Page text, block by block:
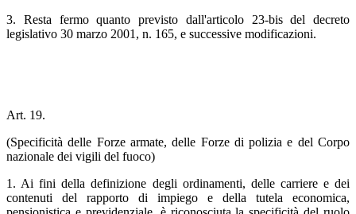
3. Resta fermo quanto previsto dall'articolo 23-bis del decreto
legislativo 30 marzo 2001, n. 165, e successive modificazioni.
Art. 19.
(Specificità delle Forze armate, delle Forze di polizia e del Corpo
nazionale dei vigili del fuoco)
1. Ai fini della definizione degli ordinamenti, delle carriere e dei
contenuti del rapporto di impiego e della tutela economica,